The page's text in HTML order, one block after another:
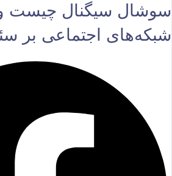
سوشال سیگنال چیست و
شبکه‌های اجتماعی بر